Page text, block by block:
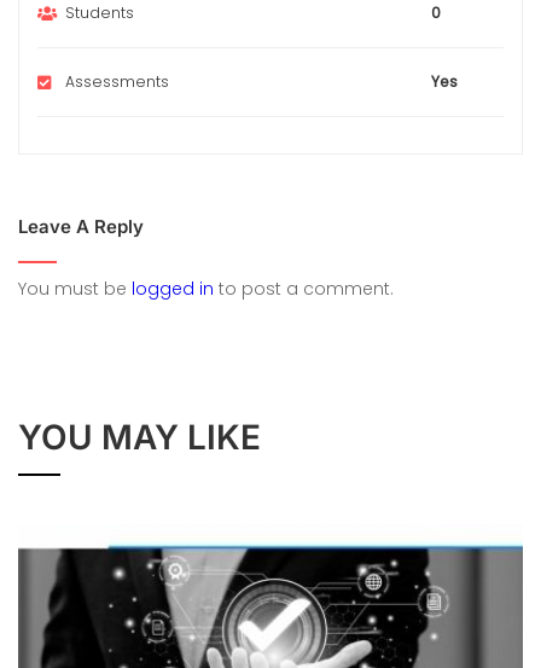
Students 0
Assessments Yes
Leave A Reply
You must be logged in to post a comment.
YOU MAY LIKE